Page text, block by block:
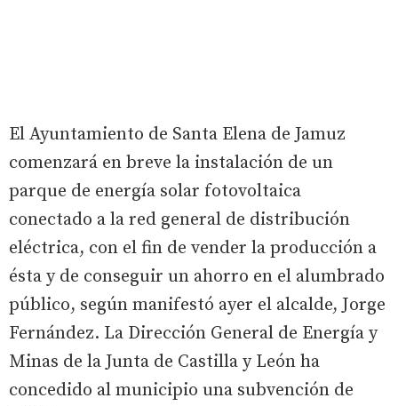
El Ayuntamiento de Santa Elena de Jamuz
comenzará en breve la instalación de un
parque de energía solar fotovoltaica
conectado a la red general de distribución
eléctrica, con el fin de vender la producción a
ésta y de conseguir un ahorro en el alumbrado
público, según manifestó ayer el alcalde, Jorge
Fernández. La Dirección General de Energía y
Minas de la Junta de Castilla y León ha
concedido al municipio una subvención de